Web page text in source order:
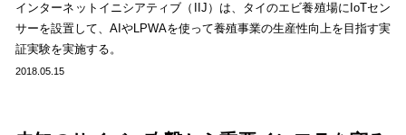
インターネットイニシアティブ（IIJ）は、タイのエビ養殖場にIoTセン
サーを設置して、AIやLPWAを使って養殖事業の生産性向上を目指す実
証実験を実施する。
2018.05.15